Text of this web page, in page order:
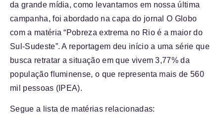
da grande mídia,como levantamos em nossa última
campanha, foi abordado na capa do jornal O Globo
com a matéria “Pobreza extrema no Rio é a maior do
Sul-Sudeste”. A reportagem deu início a uma série que
busca retratar a situação em que vivem 3,77% da
população fluminense, o que representa mais de 560
mil pessoas (IPEA).
Segue a lista de matérias relacionadas: